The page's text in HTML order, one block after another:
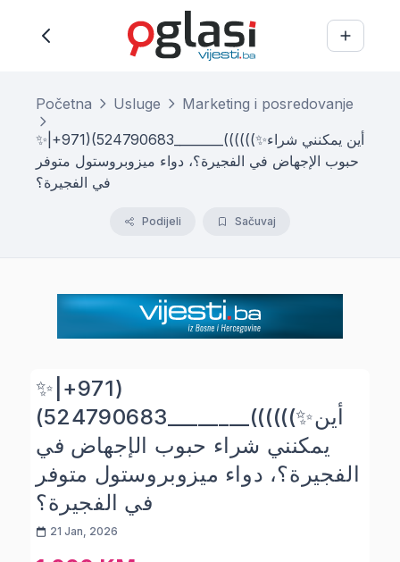
Početna Usluge
Marketing i posredovanje
✨|+971)(524790683________((((((✨أين يمكنني شراء
حبوب الإجهاض في الفجيرة؟، دواء ميزوبروستول متوفر
في الفجيرة؟
Podijeli Sačuvaj
✨|+971)
(524790683________((((((✨أين
يمكنني شراء حبوب الإجهاض في
الفجيرة؟، دواء ميزوبروستول متوفر
في الفجيرة؟
21 Jan, 2026